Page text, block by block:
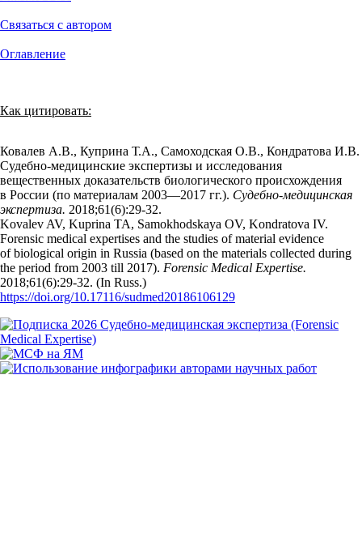
Связаться с автором
Оглавление
Как цитировать:
Ковалев А.В., Куприна Т.А., Самоходская О.В., Кондратова И.В.
Судебно-медицинские экспертизы и исследования
вещественных доказательств биологического происхождения
в России (по материалам 2003—2017 гг.). Судебно-медицинская
экспертиза. 2018;61(6):29‑32.
Kovalev AV, Kuprina TA, Samokhodskaya OV, Kondratova IV.
Forensic medical expertises and the studies of material evidence
of biological origin in Russia (based on the materials collected during
the period from 2003 till 2017). Forensic Medical Expertise.
2018;61(6):29‑32. (In Russ.)
https://doi.org/10.17116/sudmed20186106129